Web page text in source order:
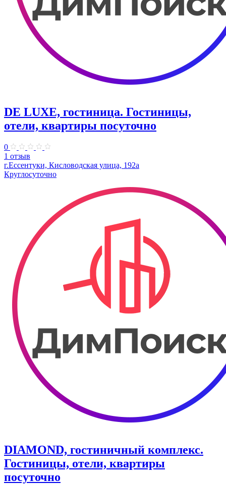
DE LUXE, гостиница. Гостиницы,
отели, квартиры посуточно
0
1 отзыв
г.Ессентуки, Кисловодская улица, 192а
Круглосуточно
DIAMOND, гостиничный комплекс.
Гостиницы, отели, квартиры
посуточно